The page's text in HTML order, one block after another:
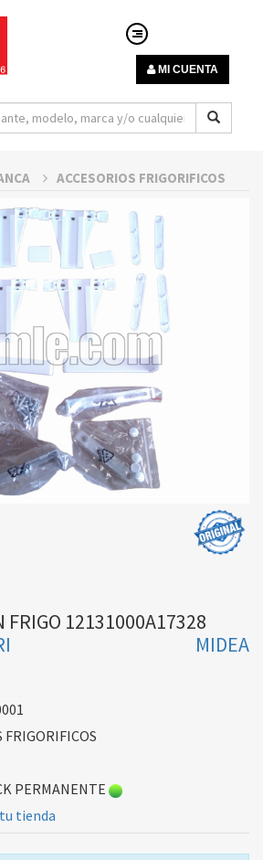
MI CUENTA
ACCESORIOS FRIGORIFICOS
FRIGO 12131000A17328
MIDEA
FRIGORIFICOS
PERMANENTE
tienda